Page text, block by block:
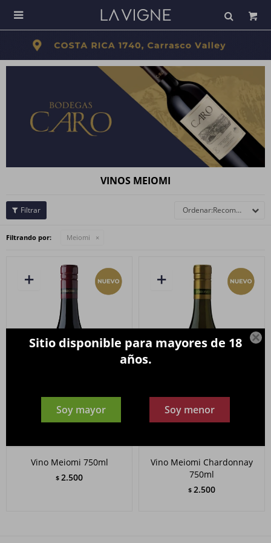

Sitio disponible para mayores de 18
años.
Soy mayor Soy menor

VINOS MEIOMI
Recomendados
Filtrando por: Meiomi
Vino Meiomi 750ml
$ 2.500
Vino Meiomi Chardonnay
750ml
$ 2.500